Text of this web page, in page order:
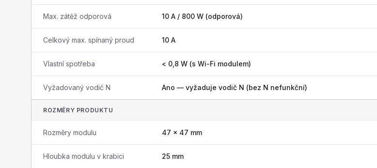
Max. zátěž odporová 10 A / 800 W (odporová)
Celkový max. spínaný proud 10 A
Vlastní spotřeba < 0,8 W (s Wi-Fi modulem)
Vyžadovaný vodič N Ano — vyžaduje vodič N (bez N nefunkční)
ROZMĚRY PRODUKTU
Rozměry modulu 47 × 47 mm
Hloubka modulu v krabici 25 mm